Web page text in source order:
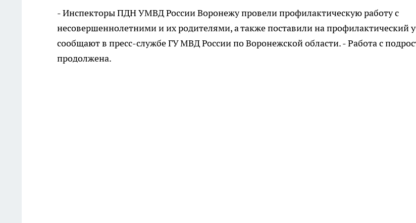
- Инспекторы ПДН УМВД России Воронежу провели профилактическую работу с
несовершеннолетними и их родителями, а также поставили на профилактический
сообщают в пресс-службе ГУ МВД России по Воронежской области. - Работа с
продолжена.